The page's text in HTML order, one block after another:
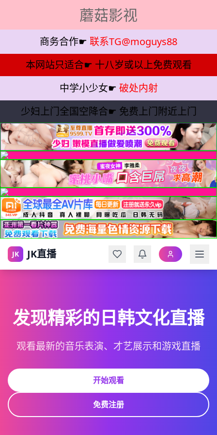
蘑菇影视
商务合作☛ 联系TG@moguys88
本网站只适合☛ 十八岁或以上免费观看
中学小少女☛ 破处内射
少妇上门全国空降合☛ 免费上门附近上门
JK JK直播
发现精彩的日韩文化直播
观看最新的音乐表演、才艺展示和游戏直播
开始观看
免费注册